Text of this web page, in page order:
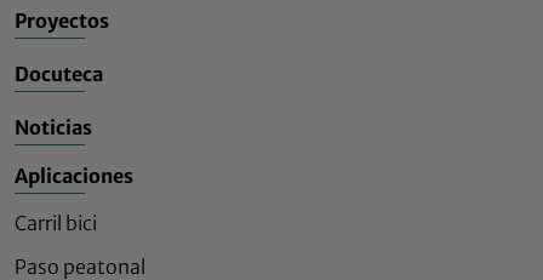
Proyectos
Docuteca
Noticias
Aplicaciones
Carril bici
Paso peatonal